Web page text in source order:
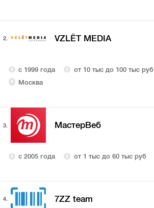
2. VZLЁT MEDIA
с 1999 года
от 10 тыс до 100 тыс руб
Москва
3. МастерВеб
с 2005 года от 1 тыс до 60 тыс руб
4. 7ZZ team